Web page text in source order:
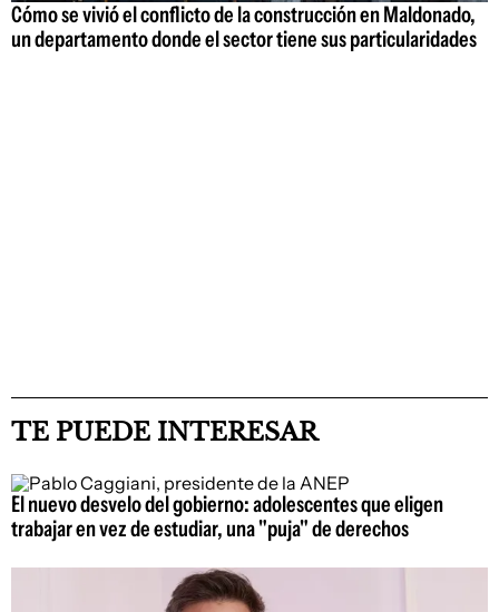
Cómo se vivió el conflicto de la construcción en Maldonado,
un departamento donde el sector tiene sus particularidades
TE PUEDE INTERESAR
El nuevo desvelo del gobierno: adolescentes que eligen
trabajar en vez de estudiar, una "puja" de derechos